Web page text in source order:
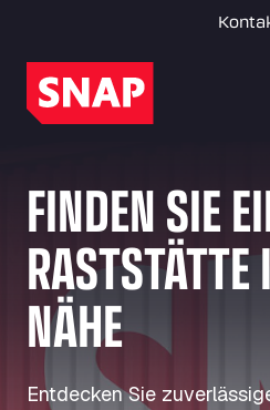
FINDEN SIE
NÄHE
Entdecken Sie